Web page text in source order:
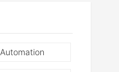
Automation